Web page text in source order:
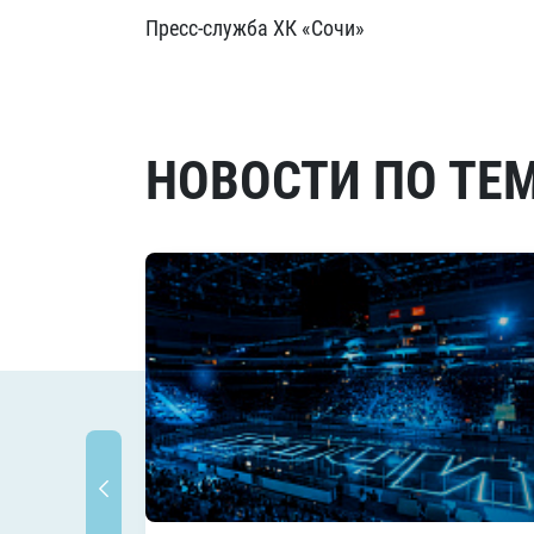
Пресс-служба ХК «Сочи»
НОВОСТИ ПО